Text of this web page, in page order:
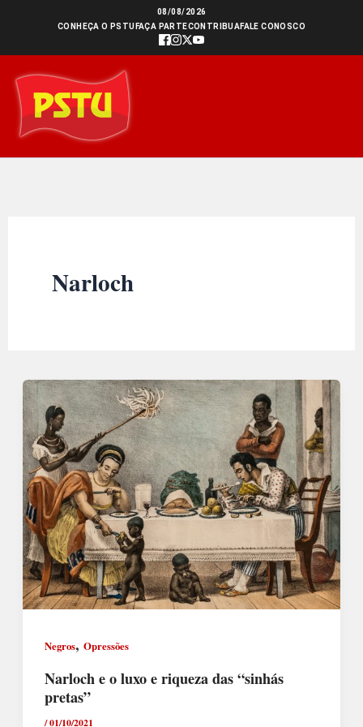
conteúdo
08/08/2026
CONHEÇA O PSTU FAÇA PARTECONTRIBUAFALE CONOSCO
Narloch
Negros, Opressões
Narloch e o luxo e riqueza das “sinhás
pretas”
/01/10/2021